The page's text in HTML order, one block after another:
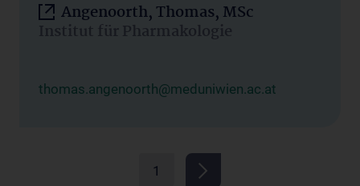
Angenoorth, Thomas, MSc
Institut für Pharmakologie
thomas.angenoorth@meduniwien.ac.at
1